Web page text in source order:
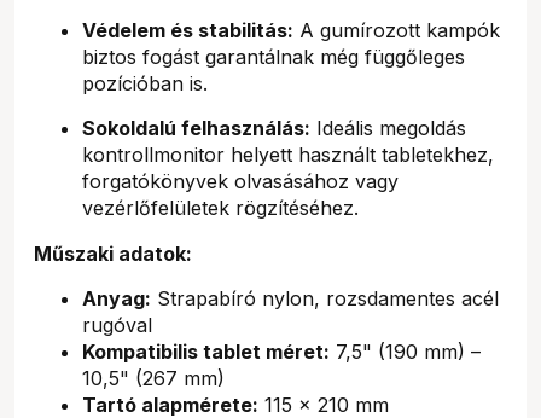
Védelem és stabilitás: A gumírozott kampók
biztos fogást garantálnak még függőleges
pozícióban is.
Sokoldalú felhasználás: Ideális megoldás
kontrollmonitor helyett használt tabletekhez,
forgatókönyvek olvasásához vagy
vezérlőfelületek rögzítéséhez.
Műszaki adatok:
Anyag: Strapabíró nylon, rozsdamentes acél
rugóval
Kompatibilis tablet méret: 7,5" (190 mm) –
10,5" (267 mm)
Tartó alapmérete: 115 x 210 mm